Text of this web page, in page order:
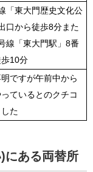
「東大門歴史文化公
口から徒歩8分また
線「東大門駅」8番
10分
ですが午前中から
ているとのクチコ
た
にある両替所